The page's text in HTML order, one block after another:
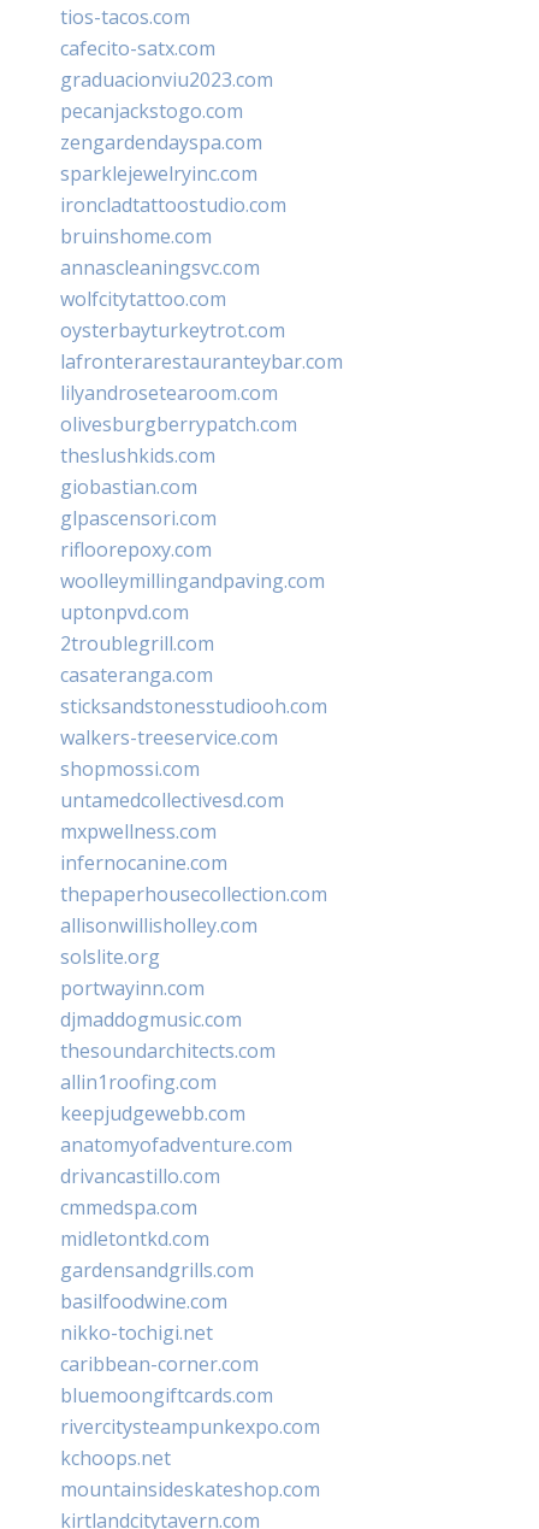
tios-tacos.com
cafecito-satx.com
graduacionviu2023.com
pecanjackstogo.com
zengardendayspa.com
sparklejewelryinc.com
ironcladtattoostudio.com
bruinshome.com
annascleaningsvc.com
wolfcitytattoo.com
oysterbayturkeytrot.com
lafronterarestauranteybar.com
lilyandrosetearoom.com
olivesburgberrypatch.com
theslushkids.com
giobastian.com
glpascensori.com
rifloorepoxy.com
woolleymillingandpaving.com
uptonpvd.com
2troublegrill.com
casateranga.com
sticksandstonesstudiooh.com
walkers-treeservice.com
shopmossi.com
untamedcollectivesd.com
mxpwellness.com
infernocanine.com
thepaperhousecollection.com
allisonwillisholley.com
solslite.org
portwayinn.com
djmaddogmusic.com
thesoundarchitects.com
allin1roofing.com
keepjudgewebb.com
anatomyofadventure.com
drivancastillo.com
cmmedspa.com
midletontkd.com
gardensandgrills.com
basilfoodwine.com
nikko-tochigi.net
caribbean-corner.com
bluemoongiftcards.com
rivercitysteampunkexpo.com
kchoops.net
mountainsideskateshop.com
kirtlandcitytavern.com